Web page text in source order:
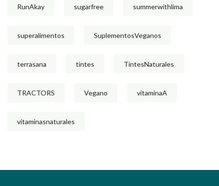
RunAkay sugarfree summerwithlima
superalimentos SuplementosVeganos
terrasana tintes TintesNaturales
TRACTORS Vegano vitaminaA
vitaminasnaturales